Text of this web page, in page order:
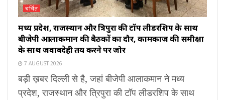
चर्चित
मध्य प्रदेश, राजस्थान और त्रिपुरा की टॉप लीडरशिप के साथ
बीजेपी आलाकमान की बैठकों का दौर, कामकाज की समीक्षा
के साथ जवाबदेही तय करने पर जोर
7 AUGUST 2026
बड़ी ख़बर दिल्ली से है, जहां बीजेपी आलाकमान ने मध्य
प्रदेश, राजस्थान और त्रिपुरा की टॉप लीडरशिप के साथ